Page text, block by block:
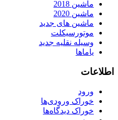
ماشین 2018
ماشین 2020
ماشین های جدید
موتورسیکلت
وسیله نقلیه جدید
یاماها
اطلاعات
ورود
خوراک ورودی‌ها
خوراک دیدگاه‌ها